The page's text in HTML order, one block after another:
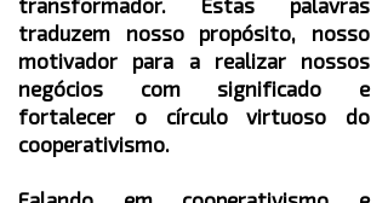
transformador. Estas palavras
traduzem nosso propósito, nosso
motivador para a realizar nossos
negócios com significado e
fortalecer o círculo virtuoso do
cooperativismo.